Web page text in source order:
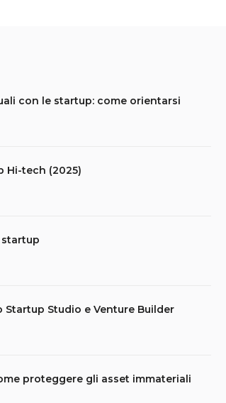
con le startup: come orientarsi
Hi-tech (2025)
startup
Studio e Venture Builder
proteggere gli asset immateriali